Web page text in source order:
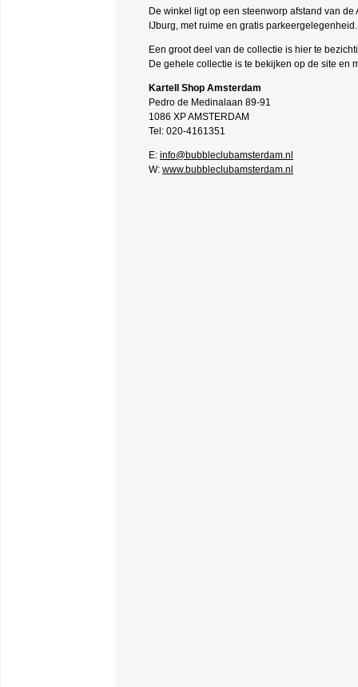
De winkel ligt op een steenworp afstand van de
IJburg, met ruime en gratis parkeergelegenheid.
Een groot deel van de collectie is hier te
De gehele collectie is te bekijken op de site en
Kartell Shop Amsterdam
Pedro de Medinalaan 89-91
1086 XP AMSTERDAM
Tel: 020-4161351
E: info@bubbleclubamsterdam.nl
W: www.bubbleclubamsterdam.nl